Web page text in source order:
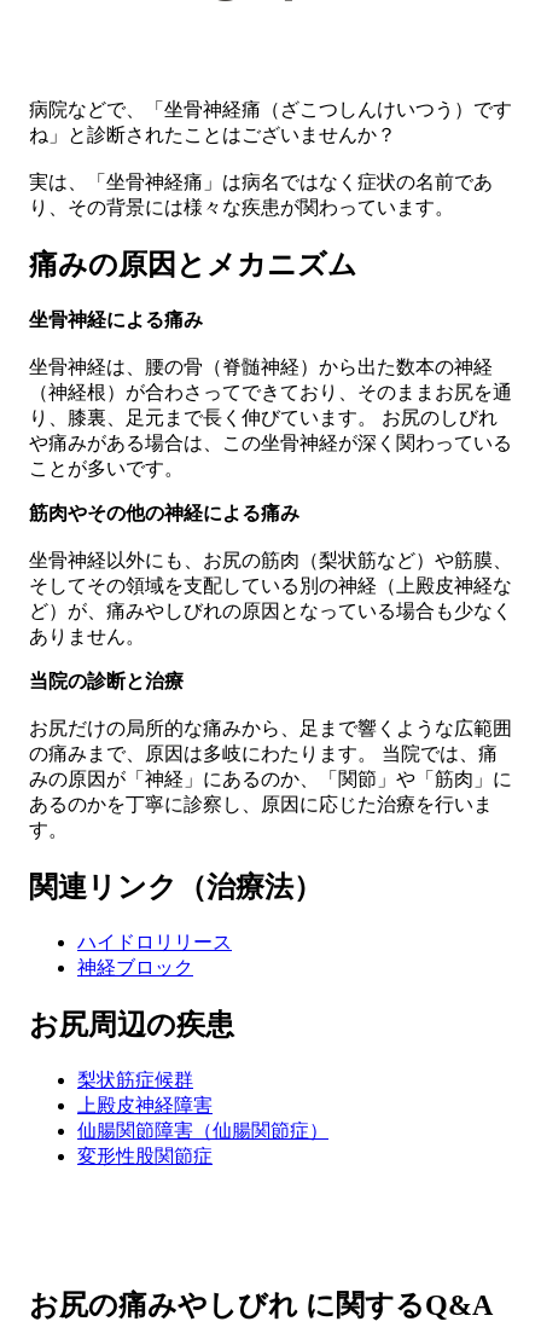
病院などで、「坐骨神経痛（ざこつしんけいつう）です
ね」と診断されたことはございませんか？
実は、 「坐骨神経痛」は病名ではなく症状の名前であ
り、その背景には様々な疾患が関わっています。
痛みの原因とメカニズム
坐骨神経による痛み
坐骨神経は、腰の骨（脊髄神経）から出た数本の神経
（神経根）が合わさってできており、そのままお尻を通
り、膝裏、足元まで長く伸びています。 お尻のしびれ
や痛みがある場合は、この坐骨神経が深く関わっている
ことが多いです。
筋肉やその他の神経による痛み
坐骨神経以外にも、 お尻の筋肉（梨状筋など）や筋膜
そしてその領域を支配している 別の神経（上殿皮神経な
ど）が、痛みやしびれの原因となっている場合も少なく
ありません。
当院の診断と治療
お尻だけの局所的な痛みから、足まで響くような広範囲
の痛みまで、原因は多岐にわたります。 当院では、 痛
みの原因が「神経」にあるのか、「関節」や「筋肉」に
あるのかを丁寧に診察 し、原因に応じた治療を行いま
す。
関連リンク（治療法）
ハイドロリリース
神経ブロック
お尻周辺の疾患
梨状筋症候群
上殿皮神経障害
仙腸関節障害（仙腸関節症）
変形性股関節症
お尻の痛みやしびれ に関するQ&A